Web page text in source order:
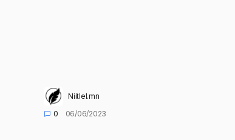
Niitlel.mn
0
06/06/2023